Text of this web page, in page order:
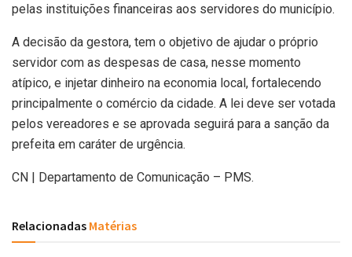
pelas instituições financeiras aos servidores do município.
A decisão da gestora, tem o objetivo de ajudar o próprio
servidor com as despesas de casa, nesse momento
atípico, e injetar dinheiro na economia local, fortalecendo
principalmente o comércio da cidade. A lei deve ser votada
pelos vereadores e se aprovada seguirá para a sanção da
prefeita em caráter de urgência.
CN | Departamento de Comunicação – PMS.
Relacionadas Matérias